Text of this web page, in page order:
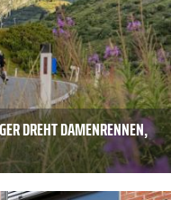
DREHT DAMENRENNEN,